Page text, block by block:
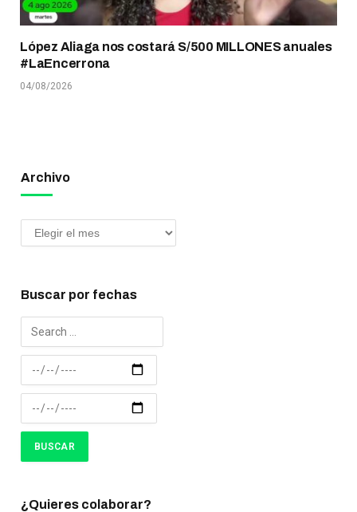
López Aliaga nos costará S/500 MILLONES anuales
#LaEncerrona
04/08/2026
Archivo
Buscar por fechas
¿Quieres colaborar?